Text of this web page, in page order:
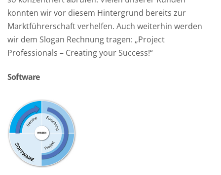
konnten wir vor diesem Hintergrund bereits zur
Marktführerschaft verhelfen. Auch weiterhin werden
wir dem Slogan Rechnung tragen: „Project
Professionals – Creating your Success!“
Software